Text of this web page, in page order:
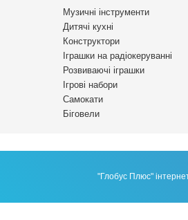
Музичні інструменти
Дитячі кухні
Конструктори
Іграшки на радіокеруванні
Розвиваючі іграшки
Ігрові набори
Самокати
Біговели